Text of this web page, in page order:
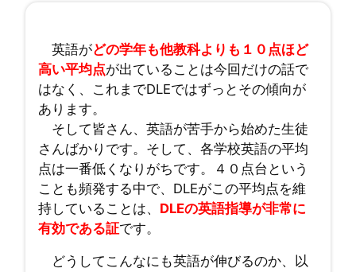
英語がどの学年も他教科よりも１０点ほど
高い平均点が出ていることは今回だけの話で
はなく、これまでDLEではずっとその傾向が
あります。
そして皆さん、英語が苦手から始めた生徒
さんばかりです。そして、各学校英語の平均
点は一番低くなりがちです。４０点台という
ことも頻発する中で、DLEがこの平均点を維
持していることは、 DLEの英語指導が非常に
有効である証です。
どうしてこんなにも英語が伸びるのか、以